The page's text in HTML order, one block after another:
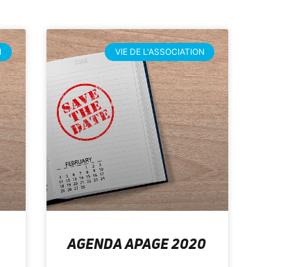
VIE DE L'ASSOCIATION
AGENDA APAGE 2020